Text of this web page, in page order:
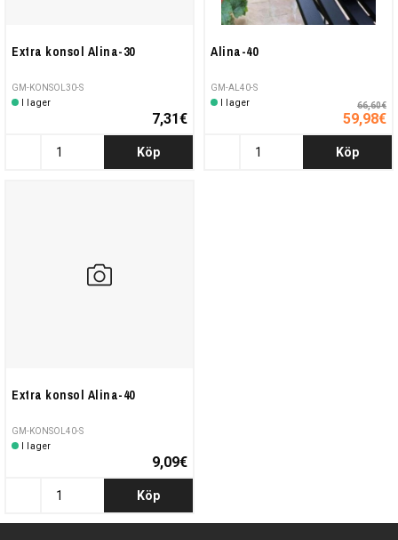
Extra konsol Alina-30
GM-KONSOL30-S
I lager
7,31€
Köp
Alina-40
GM-AL40-S
I lager
66,60€
59,98€
Köp
Extra konsol Alina-40
GM-KONSOL40-S
I lager
9,09€
Köp